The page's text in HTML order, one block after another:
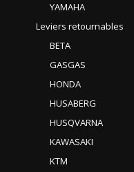
YAMAHA
Leviers retournables
BETA
GASGAS
HONDA
HUSABERG
HUSQVARNA
KAWASAKI
KTM